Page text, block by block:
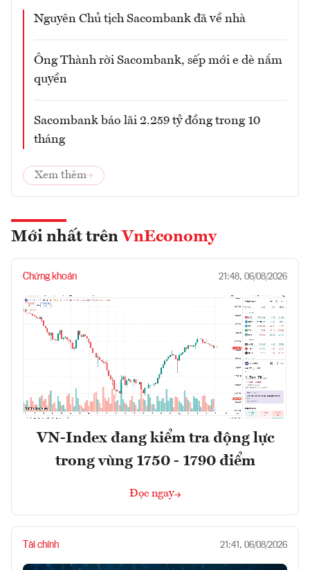
Nguyên Chủ tịch Sacombank đã về nhà
Ông Thành rời Sacombank, sếp mới e dè nắm
quyền
Sacombank báo lãi 2.259 tỷ đồng trong 10
tháng
Xem thêm
Mới nhất trên VnEconomy
Chứng khoán 21:48, 06/08/2026
VN-Index đang kiểm tra động lực
trong vùng 1750 - 1790 điểm
Đọc ngay
Tài chính 21:41, 06/08/2026